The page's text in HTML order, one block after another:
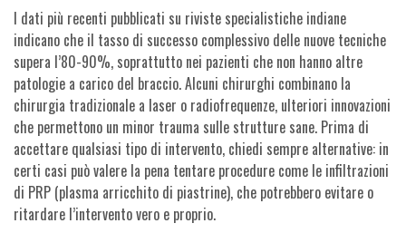
I dati più recenti pubblicati su riviste specialistiche indiane
indicano che il tasso di successo complessivo delle nuove tecniche
supera l’80-90%, soprattutto nei pazienti che non hanno altre
patologie a carico del braccio. Alcuni chirurghi combinano la
chirurgia tradizionale a laser o radiofrequenze, ulteriori innovazioni
che permettono un minor trauma sulle strutture sane. Prima di
accettare qualsiasi tipo di intervento, chiedi sempre alternative: in
certi casi può valere la pena tentare procedure come le infiltrazioni
di PRP (plasma arricchito di piastrine), che potrebbero evitare o
ritardare l’intervento vero e proprio.